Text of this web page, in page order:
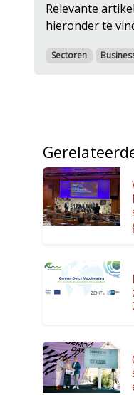
Relevante
hieronder te
Sectoren